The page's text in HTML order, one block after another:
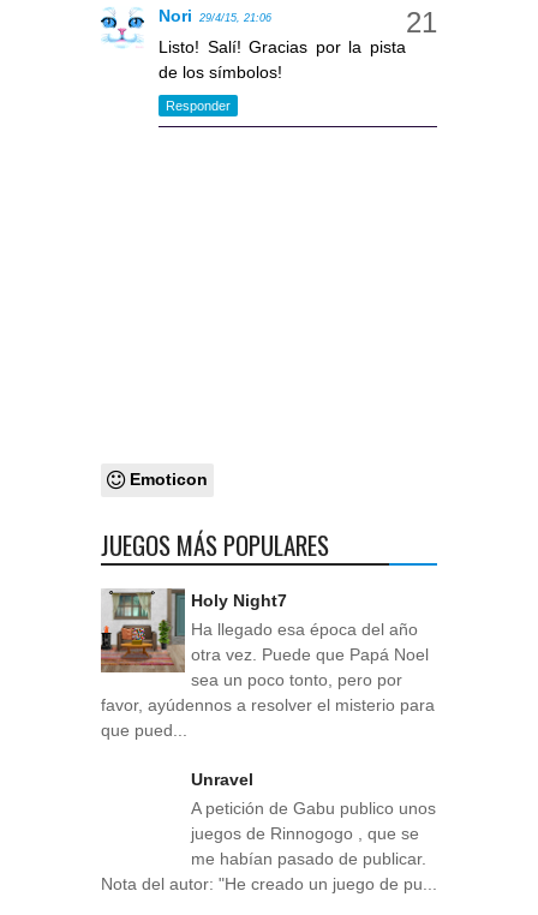
Nori 29/4/15, 21:06
Listo! Salí! Gracias por la pista
de los símbolos!
Responder
Emoticon
JUEGOS MÁS POPULARES
Holy Night7
Ha llegado esa época del año
otra vez. Puede que Papá Noel
sea un poco tonto, pero por
favor, ayúdennos a resolver el misterio para
que pued...
Unravel
A petición de Gabu publico unos
juegos de Rinnogogo , que se
me habían pasado de publicar.
Nota del autor: "He creado un juego de pu...